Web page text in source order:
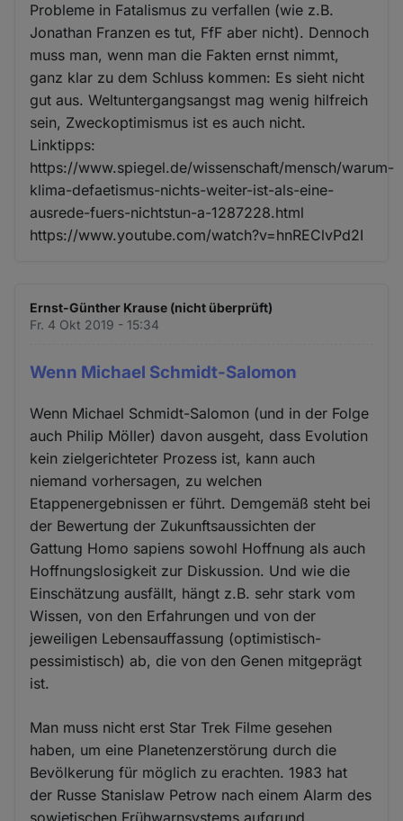
Probleme in Fatalismus zu verfallen (wie z.B.
Jonathan Franzen es tut, FfF aber nicht). Dennoch
muss man, wenn man die Fakten ernst nimmt,
ganz klar zu dem Schluss kommen: Es sieht nicht
gut aus. Weltuntergangsangst mag wenig hilfreich
sein, Zweckoptimismus ist es auch nicht.
Linktipps:
https://www.spiegel.de/wissenschaft/mensch/warum-
klima-defaetismus-nichts-weiter-ist-als-eine-
ausrede-fuers-nichtstun-a-1287228.html
https://www.youtube.com/watch?v=hnREClvPd2I
Ernst-Günther Krause (nicht überprüft)
Fr. 4 Okt 2019 - 15:34
Wenn Michael Schmidt-Salomon
Wenn Michael Schmidt-Salomon (und in der Folge
auch Philip Möller) davon ausgeht, dass Evolution
kein zielgerichteter Prozess ist, kann auch
niemand vorhersagen, zu welchen
Etappenergebnissen er führt. Demgemäß steht bei
der Bewertung der Zukunftsaussichten der
Gattung Homo sapiens sowohl Hoffnung als auch
Hoffnungslosigkeit zur Diskussion. Und wie die
Einschätzung ausfällt, hängt z.B. sehr stark vom
Wissen, von den Erfahrungen und von der
jeweiligen Lebensauffassung (optimistisch-
pessimistisch) ab, die von den Genen mitgeprägt
ist.
Man muss nicht erst Star Trek Filme gesehen
haben, um eine Planetenzerstörung durch die
Bevölkerung für möglich zu erachten. 1983 hat
der Russe Stanislaw Petrow nach einem Alarm des
sowjetischen Frühwarnsystems aufgrund